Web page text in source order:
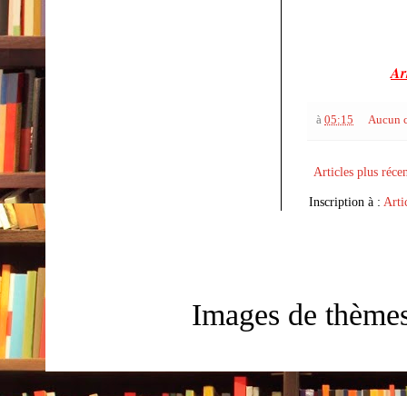
à 05:15 Aucun
Articles plus
Inscription à :
Images de